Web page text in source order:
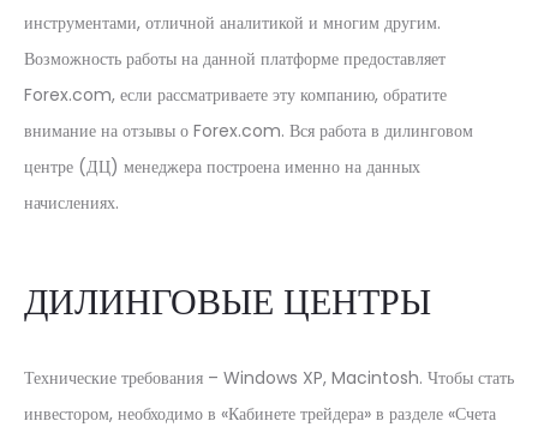
инструментами, отличной аналитикой и многим другим.
Возможность работы на данной платформе предоставляет
Forex.com, если рассматриваете эту компанию, обратите
внимание на отзывы о Forex.com. Вся работа в дилинговом
центре (ДЦ) менеджера построена именно на данных
начислениях.
ДИЛИНГОВЫЕ ЦЕНТРЫ
Технические требования – Windows XP, Macintosh. Чтобы стать
инвестором, необходимо в «Кабинете трейдера» в разделе «Счета